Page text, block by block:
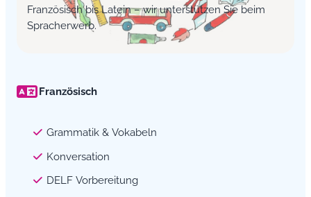
Französisch bis Latein – wir unterstützen Sie beim
Spracherwerb.
Französisch
Grammatik & Vokabeln
Konversation
DELF Vorbereitung